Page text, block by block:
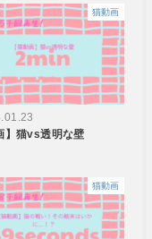
猫動画
】猫vs透明な壁
猫動画